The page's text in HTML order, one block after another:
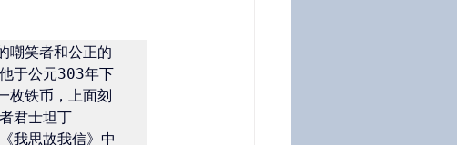
嘲笑者和公正的
于公元303年下
枚铁币，上面刻
君士坦丁
思故我信》中